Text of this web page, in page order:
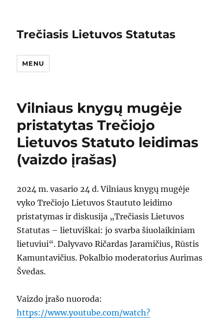
Trečiasis Lietuvos Statutas
MENU
Vilniaus knygų mugėje
pristatytas Trečiojo
Lietuvos Statuto leidimas
(vaizdo įrašas)
2024 m. vasario 24 d. Vilniaus knygų mugėje
vyko Trečiojo Lietuvos Staututo leidimo
pristatymas ir diskusija „Trečiasis Lietuvos
Statutas – lietuviškai: jo svarba šiuolaikiniam
lietuviui“. Dalyvavo Ričardas Jaramičius, Rūstis
Kamuntavičius. Pokalbio moderatorius Aurimas
Švedas.
Vaizdo įrašo nuoroda:
https://www.youtube.com/watch?